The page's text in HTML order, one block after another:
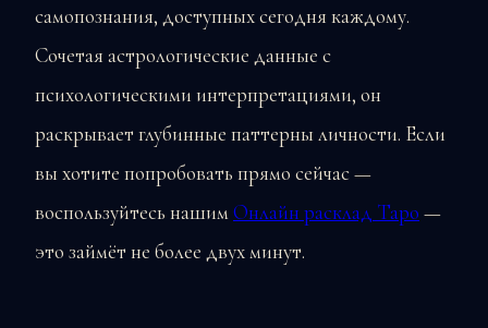
самопознания, доступных сегодня каждому.
Сочетая астрологические данные с
психологическими интерпретациями, он
раскрывает глубинные паттерны личности. Если
вы хотите попробовать прямо сейчас —
воспользуйтесь нашимОнлайн расклад Таро —
это займёт не более двух минут.